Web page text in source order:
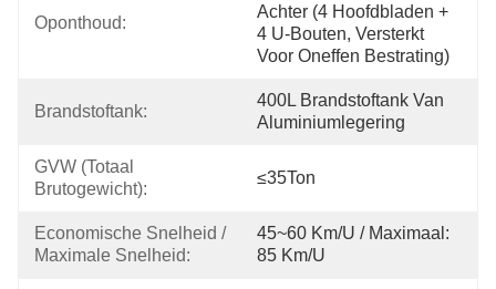
Oponthoud:
Achter (4 Hoofdbladen +
4 U-Bouten, Versterkt
Voor Oneffen Bestrating)
Brandstoftank:
400L Brandstoftank Van
Aluminiumlegering
GVW (totaal
Brutogewicht):
≤35Ton
Economische Snelheid /
Maximale Snelheid:
45~60 Km/u / Maximaal:
85 Km/u